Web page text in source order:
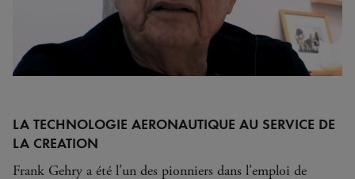
LA TECHNOLOGIE AERONAUTIQUE AU SERVICE DE
LA CREATION
Frank Gehry a été l’un des pionniers dans l’emploi de